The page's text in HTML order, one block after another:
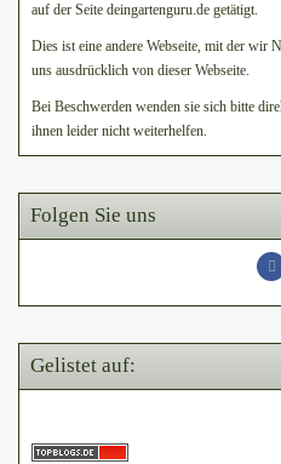
auf der Seite deingartenguru.de getätigt.
Dies ist eine andere Webseite, mit der wir
uns ausdrücklich von dieser Webseite.
Bei Beschwerden wenden sie sich bitte
ihnen leider nicht weiterhelfen.
Folgen Sie uns
Gelistet auf: